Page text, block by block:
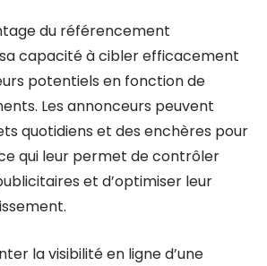
du référencement
capacité à cibler efficacement
potentiels en fonction de
Les annonceurs peuvent
quotidiens et des enchères pour
qui leur permet de contrôler
et d’optimiser leur
la visibilité en ligne d’une